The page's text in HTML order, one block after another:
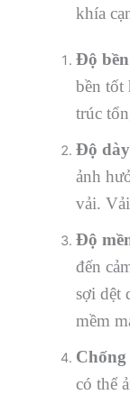
khía
Độ bền
bền tốt
trúc
Độ
ảnh
vải.
Độ
đến
sợi dệt
mềm
có thể